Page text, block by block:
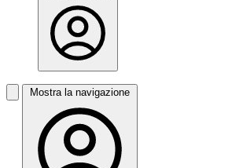
Mostra la navigazione